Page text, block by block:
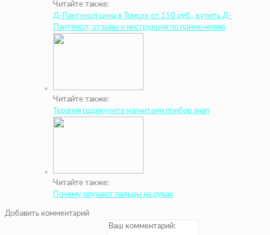
Читайте также:
Д-Пантенол цена в Томске от 150 руб., купить Д-
Пантенол, отзывы и инструкция по применению
Читайте также:
Терапия радикулита магнитами прибор энап
Читайте также:
Почему опухают пальцы на руках
Добавить комментарий